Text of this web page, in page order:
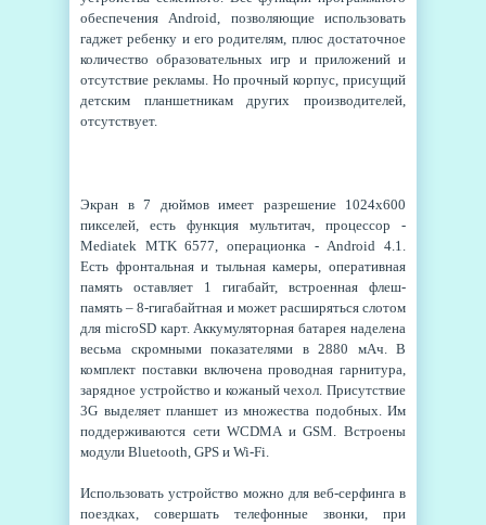
обеспечения Android, позволяющие использовать
гаджет ребенку и его родителям, плюс достаточное
количество образовательных игр и приложений и
отсутствие рекламы. Но прочный корпус, присущий
детским планшетникам других производителей,
отсутствует.
Экран в 7 дюймов имеет разрешение 1024х600
пикселей, есть функция мультитач, процессор -
Mediatek MTK 6577, операционка - Android 4.1.
Есть фронтальная и тыльная камеры, оперативная
память оставляет 1 гигабайт, встроенная флеш-
память – 8-гигабайтная и может расширяться слотом
для microSD карт. Аккумуляторная батарея наделена
весьма скромными показателями в 2880 мАч. В
комплект поставки включена проводная гарнитура,
зарядное устройство и кожаный чехол. Присутствие
3G выделяет планшет из множества подобных. Им
поддерживаются сети WCDMA и GSM. Встроены
модули Bluetooth, GPS и Wi-Fi.
Использовать устройство можно для веб-серфинга в
поездках, совершать телефонные звонки, при